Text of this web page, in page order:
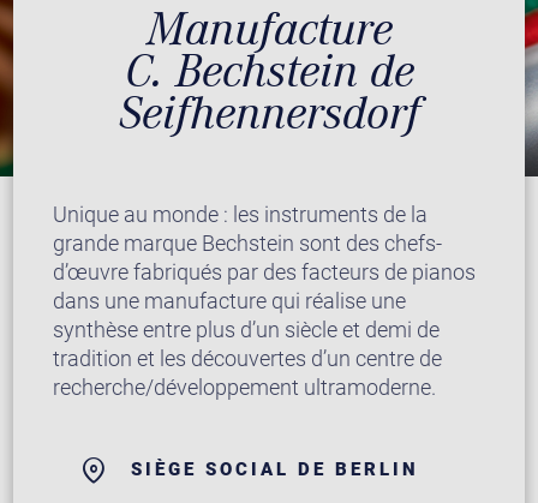
Manufacture
C. Bechstein de
Seifhennersdorf
Unique au monde : les instruments de la
grande marque Bechstein sont des chefs-
d’œuvre fabriqués par des facteurs de pianos
dans une manufacture qui réalise une
synthèse entre plus d’un siècle et demi de
tradition et les découvertes d’un centre de
recherche/développement ultramoderne.
SIÈGE SOCIAL DE BERLIN